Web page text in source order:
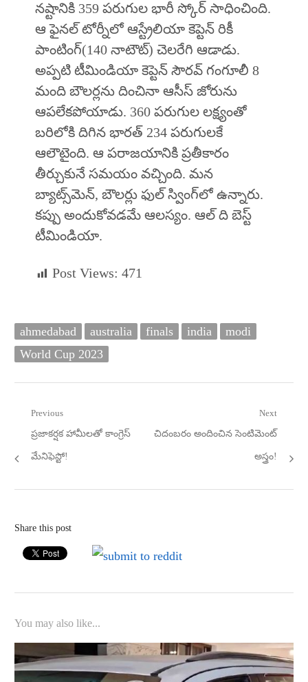
నష్టానికి 359 పరుగుల భారీ స్కోర్‌ సాధించింది.
ఆ ఫైనల్‌ టోర్నీలో ఆస్ట్రేలియా కెప్టెన్‌ రికీ
పాంటింగ్‌(140 నాటౌట్‌) చెలరేగి ఆడాడు.
అప్పటి టీమిండియా కెప్టెన్‌ సౌరవ్‌ గంగూలీ 8
మంది బౌలర్లను దించినా ఆసీస్‌ జోరును
ఆపలేకపోయాడు. 360 పరుగుల లక్ష్యంతో
బరిలోకి దిగిన భారత్‌ 234 పరుగులకే
ఆలౌటైంది. ఆ పరాజయానికి ప్రతీకారం
తీర్చుకునే సమయం వచ్చింది. మన
బ్యాట్స్‌మెన్‌, బౌలర్లు ఫుల్‌ స్వింగ్‌లో ఉన్నారు.
కప్పు అందుకోవడమే ఆలస్యం. ఆల్‌ ది బెస్ట్‌
టీమిండియా.
Post Views: 471
ahmedabad australia finals india
modi
World Cup 2023
Post
navigation
Previous
Previous
post:
ప్రజాకర్షక హామీలతో కాంగ్రెస్‌
మేనిఫెస్టో!
Next
Next
చిదంబరం అందించిన సెంటిమెంట్‌
అస్త్రం!
Share this post
You may also like...